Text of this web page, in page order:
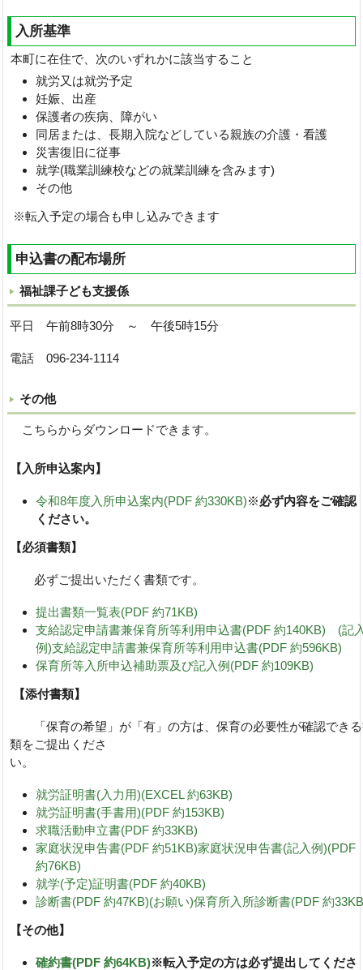
入所基準
本町に在住で、次のいずれかに該当すること
就労又は就労予定
妊娠、出産
保護者の疾病、障がい
同居または、長期入院などしている親族の介護・看護
災害復旧に従事
就学(職業訓練校などの就業訓練を含みます)
その他
※転入予定の場合も申し込みできます
申込書の配布場所
福祉課子ども支援係
平日 午前8時30分 ～ 午後5時15分
電話 096-234-1114
その他
こちらからダウンロードできます。
【入所申込案内】
令和8年度入所申込案内(PDF 約330KB)※必ず内容をご確認
ください。
【必須書類】
必ずご提出いただく書類です。
提出書類一覧表(PDF 約71KB)
支給認定申請書兼保育所等利用申込書(PDF 約140KB)
(記
例)支給認定申請書兼保育所等利用申込書(PDF 約596KB)
保育所等入所申込補助票及び記入例(PDF 約109KB)
【添付書類】
「保育の希望」が「有」の方は、保育の必要性が確認でき
類をご提出くださ
い
就労証明書(入力用)(EXCEL 約63KB)
就労証明書(手書用)(PDF 約153KB)
求職活動申立書(PDF 約33KB)
家庭状況申告書(PDF 約51KB)家庭状況申告書(記入例)(PDF
約76KB)
就学(予定)証明書(PDF 約40KB)
診断書(PDF 約47KB)(お願い)保育所入所診断書(PDF 約
【その他】
確約書(PDF 約64KB)※転入予定の方は必ず提出してくださ